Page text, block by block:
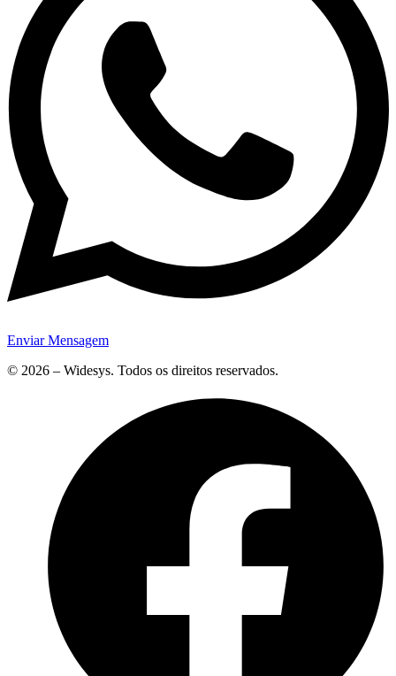
Enviar Mensagem
© 2026 – Widesys. Todos os direitos reservados.